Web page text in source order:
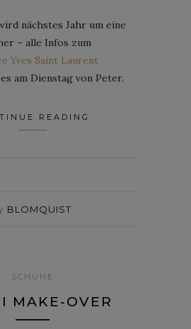
nächstes Jahr um eine
– alle Infos zum
Yves Saint Laurent
am Dienstag von Peter.
READING
BLOMQUIST
SCHUHE
MAKE-OVER